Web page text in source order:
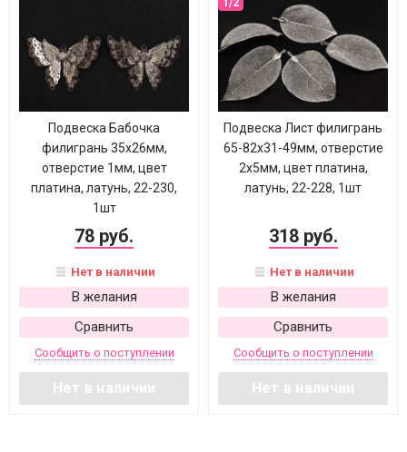
Подвеска Бабочка
филигрань 35х26мм,
отверстие 1мм, цвет
платина, латунь, 22-230,
1шт
78 руб.
Нет в наличии
В желания
Сравнить
Сообщить о поступлении
Нет в наличии
Подвеска Лист филигрань
65-82х31-49мм, отверстие
2х5мм, цвет платина,
латунь, 22-228, 1шт
318 руб.
Нет в наличии
В желания
Сравнить
Сообщить о поступлении
Нет в наличии